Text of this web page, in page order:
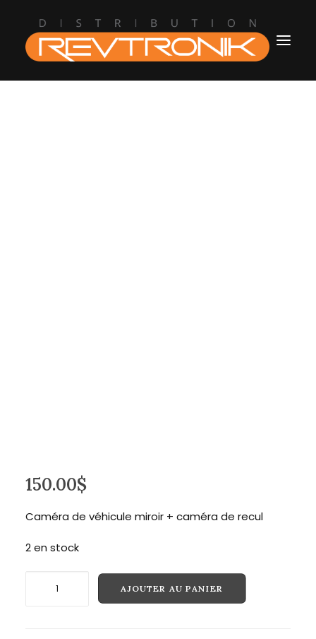
150.00$
Caméra de véhicule miroir + caméra de recul
2 en stock
AJOUTER AU PANIER